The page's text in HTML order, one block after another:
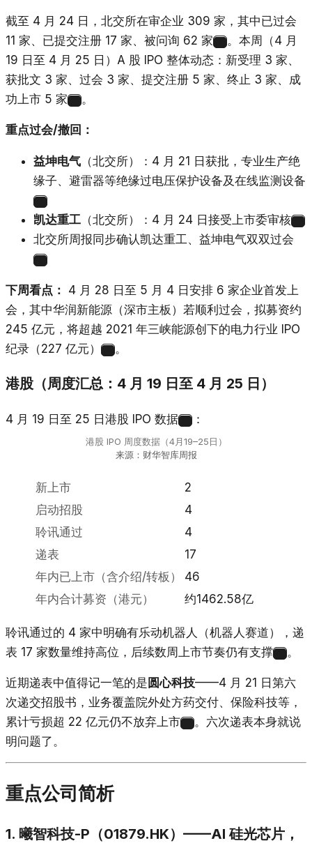
截至 4 月 24 日，北交所在审企业 309 家，其中已过会
11 家、已提交注册 17 家、被问询 62 家
。本周（4 月
19 日至 4 月 25 日）A 股 IPO 整体动态：新受理 3 家、
获批文 3 家、过会 3 家、提交注册 5 家、终止 3 家、成
功上市 5 家
。
重点过会/撤回：
益坤电气 （北交所）：4 月 21 日获批，专业生产绝
缘子、避雷器等绝缘过电压保护设备及在线监测设备
凯达重工 （北交所）：4 月 24 日接受上市委审核
北交所周报同步确认凯达重工、益坤电气双双过会
下周看点： 4 月 28 日至 5 月 4 日安排 6 家企业首发上
会，其中华润新能源（深市主板）若顺利过会，拟募资约
245 亿元，将超越 2021 年三峡能源创下的电力行业 IPO
纪录（227 亿元）
。
港股（周度汇总：4 月 19 日至 4 月 25 日）
4 月 19 日至 25 日港股 IPO 数据 ：
港股 IPO 周度数据（4月19–25日）
来源：财华智库周报
新上市
2
启动招股
4
聆讯通过
4
递表
17
年内已上市（含介绍/转板）
46
年内合计募资（港元）
约1462.58亿
聆讯通过的 4 家中明确有乐动机器人（机器人赛道），递
表 17 家数量维持高位，后续数周上市节奏仍有支撑
。
近期递表中值得记一笔的是圆心科技——4 月 21 日第六
次递交招股书，业务覆盖院外处方药交付、保险科技等，
累计亏损超 22 亿元仍不放弃上市
。六次递表本身就说
明问题了。
重点公司简析
1. 曦智科技-P（01879.HK）——AI 硅光芯片，